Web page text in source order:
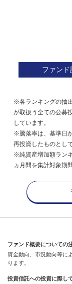
ファンド
※各ランキングの抽
が取扱う全ての公募
しています。
※騰落率は、基準日
再投資したものとし
※純資産増加額ラン
ヵ月間を集計対象期
ファンド概要についての
資金動向、市況動向等に
ります。
投資信託への投資に際し